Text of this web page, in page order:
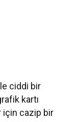
ciddi bir
kartı
için cazip bir